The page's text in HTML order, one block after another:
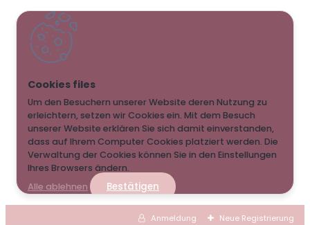
Um den Besuchern unserer Website deren Nutzung zu
erleichtern, setzen wir Cookies ein. Mit dem Besuch
unserer Website erklären Sie sich damit einverstanden,
dass auf Ihrem Computer Cookies platziert werden. Die
Verwaltung der Cookies können Sie in den Einstellungen
Ihres Browsers ändern.
Alle ablehnen
Bestätigen
Anmeldung Neue Registrierung